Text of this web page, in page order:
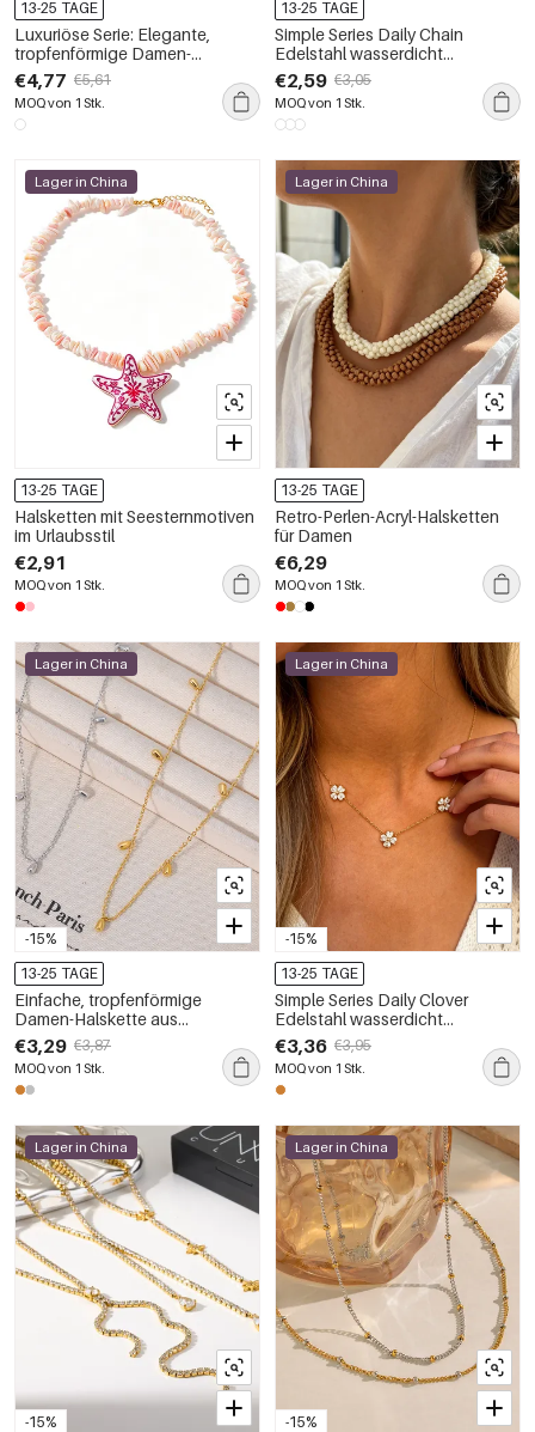
13-25 TAGE
Luxuriöse Serie: Elegante,
tropfenförmige Damen-
Halskette aus wasserdichtem
Edelstahl in Goldfarbe mit
Zirkonia
€4,77 €5,61
MOQ von 1 Stk.
13-25 TAGE
Simple Series Daily Chain
Edelstahl wasserdicht
goldfarbene Damenkette
€2,59 €3,05
MOQ von 1 Stk.
Lager in China
13-25 TAGE
Halsketten mit Seesternmotiven
im Urlaubsstil
€2,91
MOQ von 1 Stk.
Lager in China
13-25 TAGE
Retro-Perlen-Acryl-Halsketten
für Damen
€6,29
MOQ von 1 Stk.
-15%
Lager in China
13-25 TAGE
Einfache, tropfenförmige
Damen-Halskette aus
wasserdichtem Edelstahl in
Goldfarbe
€3,29 €3,87
MOQ von 1 Stk.
-15%
Lager in China
13-25 TAGE
Simple Series Daily Clover
Edelstahl wasserdicht
goldfarbene Zirkonia-
Damenketten
€3,36 €3,95
MOQ von 1 Stk.
-15%
Lager in China
-15%
Lager in China